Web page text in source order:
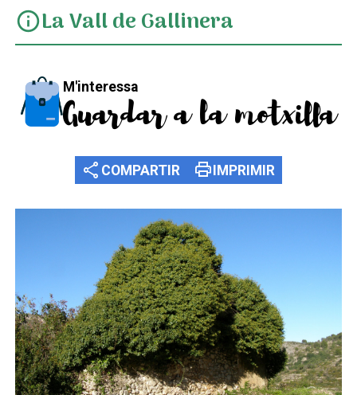
infoLa Vall de Gallinera
M'interessa
Guardar a la motxilla
share COMPARTIR printIMPRIMIR